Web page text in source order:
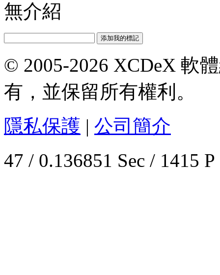
無介紹
© 2005-2026 XCDeX 軟
有，並保留所有權利。
隱私保護 | 公司簡介
47 / 0.136851 Sec / 1415